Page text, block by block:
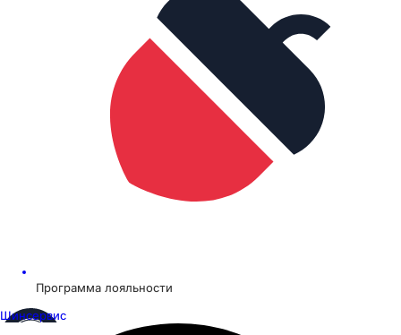
Программа лояльности
Шинсервис